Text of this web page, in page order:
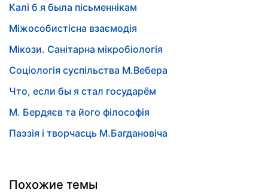
Калі б я была пісьменнікам
Міжособистісна взаємодія
Мікози. Санітарна мікробіологія
Соціологія суспільства М.Вебера
Что, если бы я стал государём
М. Бердяєв та його філософія
Паэзія і творчасць М.Багдановіча
Похожие темы